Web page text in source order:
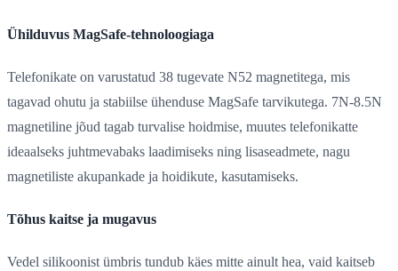
Ühilduvus MagSafe-tehnoloogiaga
Telefonikate on varustatud 38 tugevate N52 magnetitega, mis
tagavad ohutu ja stabiilse ühenduse MagSafe tarvikutega. 7N-8.5N
magnetiline jõud tagab turvalise hoidmise, muutes telefonikatte
ideaalseks juhtmevabaks laadimiseks ning lisaseadmete, nagu
magnetiliste akupankade ja hoidikute, kasutamiseks.
Tõhus kaitse ja mugavus
Vedel silikoonist ümbris tundub käes mitte ainult hea, vaid kaitseb